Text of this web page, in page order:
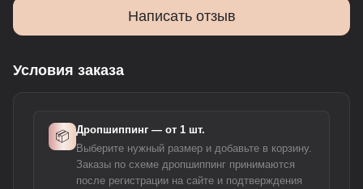
Написать отзыв
Условия заказа
📦 Дропшиппинг — от 1 шт.
Выберите нужный размер и добавьте в корзину.
Заказы по схеме дропшиппинг принимаются
после регистрации на сайте и подтверждения